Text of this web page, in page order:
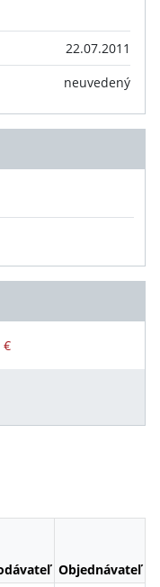
22.07.2011
neuvedený
€
Objednávateľ